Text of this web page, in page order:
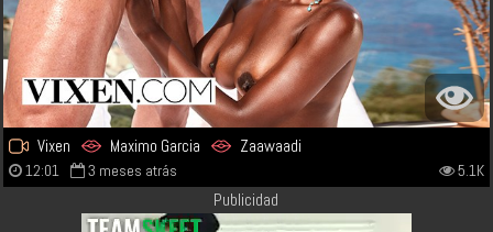
Vixen Maximo Garcia Zaawaadi
12:01 3 meses atrás 5.1K
Publicidad